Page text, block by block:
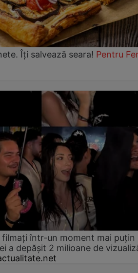
Îți salvează seara! Pentru
filmați într-un moment mai puțin
a depășit 2 milioane de